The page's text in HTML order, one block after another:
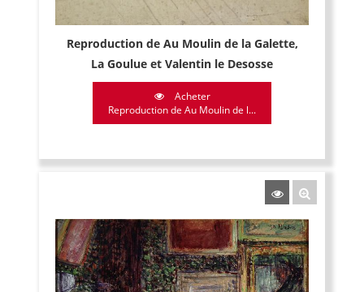
Reproduction de Au Moulin de la Galette,
La Goulue et Valentin le Desosse
Acheter
Reproduction de Au Moulin de l...